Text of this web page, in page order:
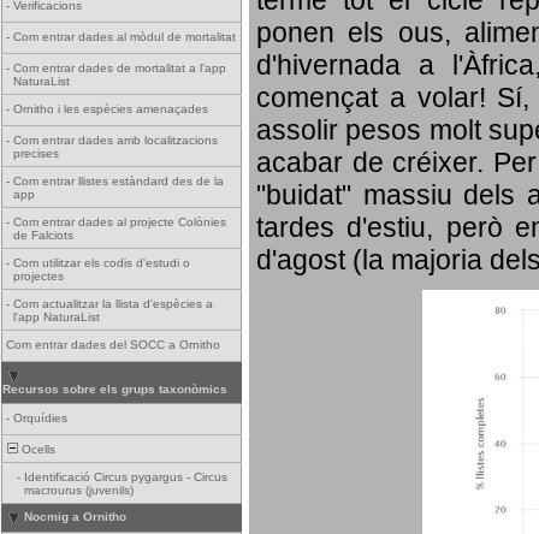
- Verificacions
- Com entrar dades al mòdul de mortalitat
- Com entrar dades de mortalitat a l'app
NaturaList
- Ornitho i les espècies amenaçades
- Com entrar dades amb localitzacions
precises
- Com entrar llistes estàndard des de la
app
- Com entrar dades al projecte Colònies
de Falciots
- Com utilitzar els codis d'estudi o
projectes
- Com actualitzar la llista d'espècies a
l'app NaturaList
Com entrar dades del SOCC a Ornitho
Recursos sobre els grups taxonòmics
- Orquídies
Ocells
- Identificació Circus pygargus - Circus
macrourus (juvenils)
Nocmig a Ornitho
ponen els ous,
d'hivernada a
començat a volar!
assolir pesos molt
acabar de créixer.
"buidat" massiu dels
tardes d'estiu, però
d'agost (la majoria